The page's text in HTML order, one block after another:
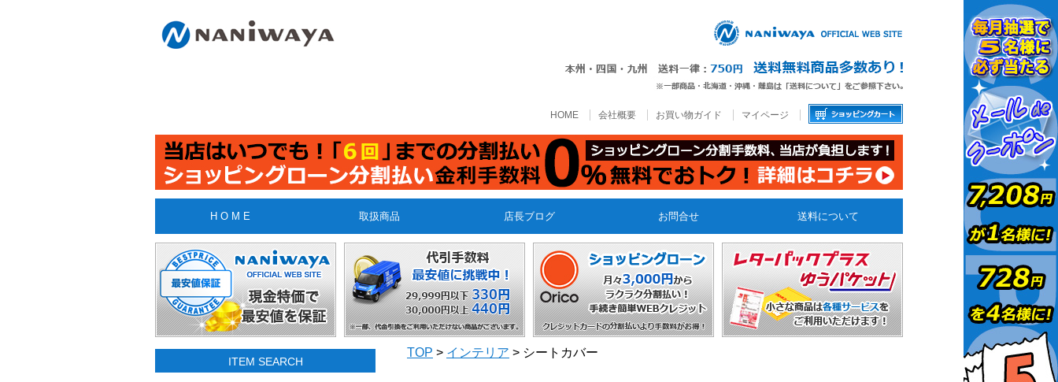
HOME 会社概要 お買い物ガイド マイページ
H O M E 取扱商品 店長ブログ お問合せ 送料について
ITEM SEARCH
TOP > インテリア > シートカバー